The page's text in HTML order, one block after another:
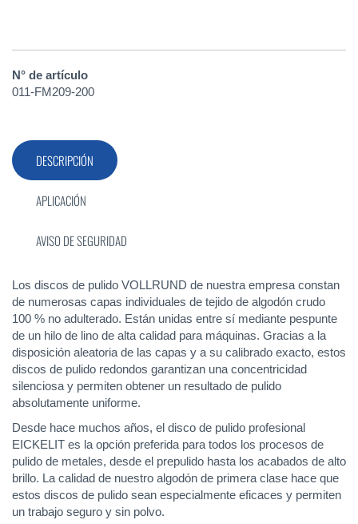
N° de artículo
011-FM209-200
DESCRIPCIÓN
Los discos de pulido VOLLRUND de nuestra empresa constan
de numerosas capas individuales de tejido de algodón crudo
100 % no adulterado. Están unidas entre sí mediante pespunte
de un hilo de lino de alta calidad para máquinas. Gracias a la
disposición aleatoria de las capas y a su calibrado exacto, estos
discos de pulido redondos garantizan una concentricidad
silenciosa y permiten obtener un resultado de pulido
absolutamente uniforme.
Desde hace muchos años, el disco de pulido profesional
EICKELIT es la opción preferida para todos los procesos de
pulido de metales, desde el prepulido hasta los acabados de alto
brillo. La calidad de nuestro algodón de primera clase hace que
estos discos de pulido sean especialmente eficaces y permiten
un trabajo seguro y sin polvo.
APLICACIÓN
AVISO DE SEGURIDAD